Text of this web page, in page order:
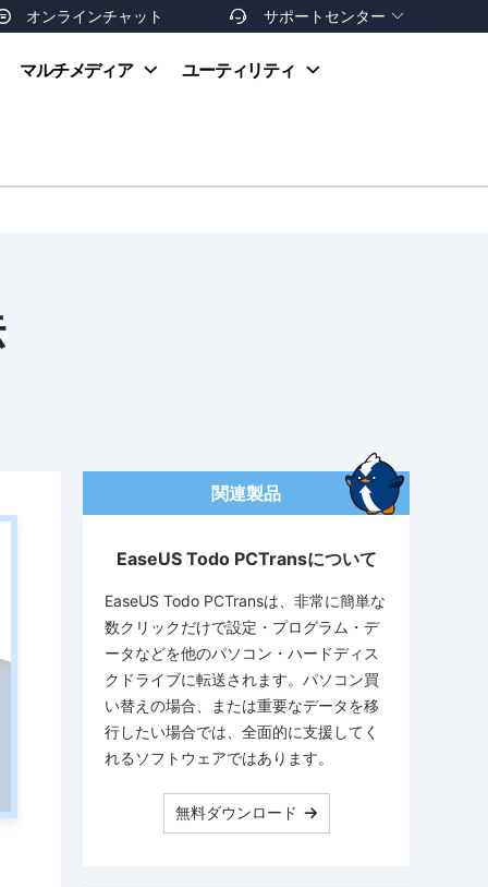
オンラインチャット  サポートセンター 
お支払い方法
マルチメディア ユーティリティ
関連製品
EaseUS Todo PCTransについて
EaseUS Todo PCTransは、非常に簡単な
数クリックだけで設定・プログラム・デ
ータなどを他のパソコン・ハードディス
クドライブに転送されます。パソコン買
い替えの場合、または重要なデータを移
行したい場合では、全面的に支援してく
れるソフトウェアではあります。
無料ダウンロード